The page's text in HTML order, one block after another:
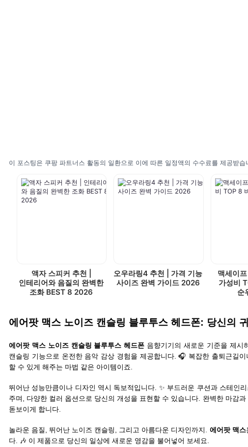
이 포스팅은 쿠팡 파트너스 활동의 일환으로 이에 따른 일정액의 수수료를 제공받습
액자 스피커 추천 |
인테리어와 음질의 완벽한
조화 BEST 8 2026
오우라링4 추천 | 가격 기능
사이즈 완벽 가이드 2026
맥세이프
가성비
순
에어팟 맥스 노이즈 캔슬링 블루투스 헤드폰: 당신의
에어팟 맥스 노이즈 캔슬링 블루투스 헤드폰 음향기기의 새로운 기준을 제시
캔슬링 기능으로 온전한 음악 감상 경험을 제공합니다. 🎧 복잡한 출퇴근길
할 수 있게 해주는 마법 같은 아이템이죠.
뛰어난 성능만큼이나 디자인 역시 독보적입니다. ✨ 부드러운 쿠션과 스테인
주며, 다양한 컬러 옵션으로 당신의 개성을 표현할 수 있습니다. 완벽한 마감과
돋보이게 합니다.
놀라운 음질, 뛰어난 노이즈 캔슬링, 그리고 아름다운 디자인까지. 에어팟 맥스
다. 🎶 이 제품으로 당신의 일상에 새로운 영감을 불어넣어 보세요.